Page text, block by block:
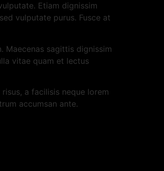
Etiam dignissim
vulputate purus. Fusce at
Maecenas sagittis dignissim
vitae quam et lectus
a facilisis neque lorem
accumsan ante.